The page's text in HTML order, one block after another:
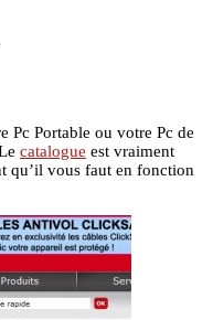
Pc Portable ou votre Pc de
catalogue est vraiment
qu’il vous faut en fonction